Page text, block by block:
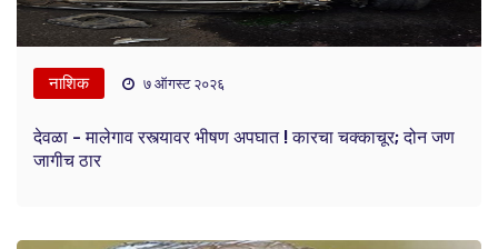
नाशिक ७ ऑगस्ट २०२६
देवळा - मालेगाव रस्त्यावर भीषण अपघात ! कारचा चक्काचूर; दोन जण
जागीच ठार